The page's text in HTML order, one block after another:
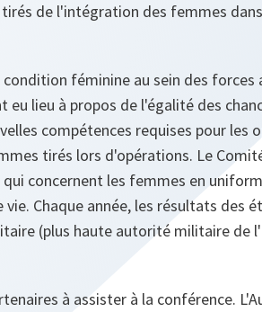
de l'intégration des femmes
féminine au sein des forces
lieu à propos de l'égalité des
compétences requises pour les
tirés lors d'opérations. Le
concernent les femmes en
Chaque année, les résultats des
(plus haute autorité militaire de
à assister à la conférence.